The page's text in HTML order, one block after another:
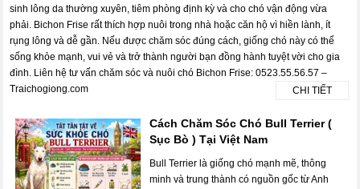
sinh lông da thường xuyên, tiêm phòng định kỳ và cho chó vận động vừa
phải. Bichon Frise rất thích hợp nuôi trong nhà hoặc căn hộ vì hiền lành, ít
rụng lông và dễ gần. Nếu được chăm sóc đúng cách, giống chó này có thể
sống khỏe mạnh, vui vẻ và trở thành người bạn đồng hành tuyệt vời cho gia
đình. Liên hệ tư vấn chăm sóc và nuôi chó Bichon Frise: 0523.55.56.57 –
Traichogiong.com
CHI TIẾT
Cách Chăm Sóc Chó Bull Terrier (
Sục Bò ) Tại Việt Nam
Bull Terrier là giống chó mạnh mẽ, thông
minh và trung thành có nguồn gốc từ Anh